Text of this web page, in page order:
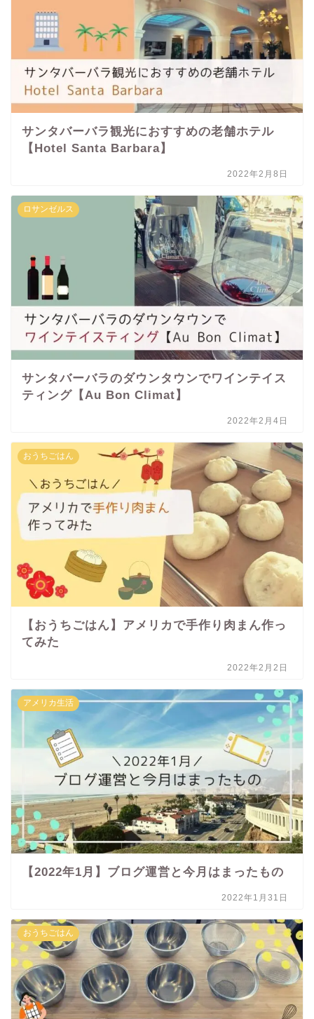
サンタバーバラ観光におすすめの老舗ホテル
【Hotel Santa Barbara】
2022年2月8日
ロサンゼルス
サンタバーバラのダウンタウンでワインテイス
ティング【Au Bon Climat】
2022年2月4日
おうちごはん
【おうちごはん】アメリカで手作り肉まん作っ
てみた
2022年2月2日
アメリカ生活
【2022年1月】ブログ運営と今月はまったもの
2022年1月31日
おうちごはん